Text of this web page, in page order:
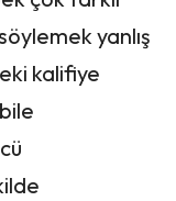
yanlış
kalifiye